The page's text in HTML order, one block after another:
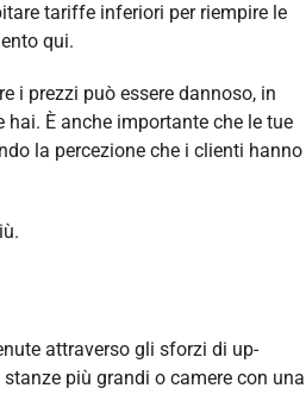
tariffe inferiori per riempire le
qui.
i prezzi può essere dannoso, in
È anche importante che le tue
la percezione che i clienti hanno
attraverso gli sforzi di up-
più grandi o camere con una